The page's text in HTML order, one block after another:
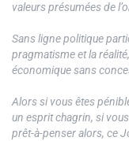
valeurs présumées de
Sans ligne politique
pragmatisme et la
économique sans
Alors si vous êtes
un esprit chagrin, si
prêt-à-penser alors, ce